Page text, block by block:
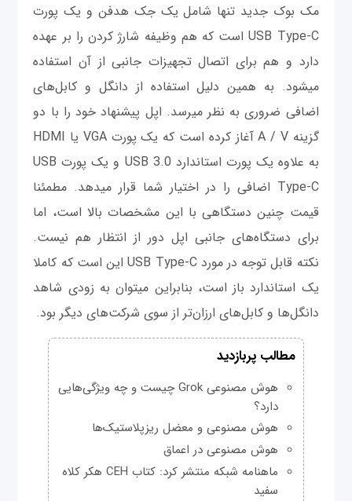
مک بوک جدید تنها شامل یک جک هدفن و یک پورت
USB Type-C است که هم وظیفه شارژ کردن را بر عهده
دارد و هم برای اتصال تجهيزات جانبی از آن استفاده
می‎شود. به همین دلیل استفاده از دانگل و کابل‌های
اضافی ضروری به نظر می‎رسد. اپل پیشنهاد خود را با دو
گزینه A / V آغاز کرده است که یک پورت VGA یا HDMI
به علاوه یک پورت استاندارد USB 3.0 و یک پورت USB
Type-C اضافی را در اختیار شما قرار می‎دهد. مطمئنا
قیمت چنین دستگاهی با این مشخصات بالا است، اما
برای دستگاه‌های جانبی اپل دور از انتظار هم نیست.
نکته قابل توجه در مورد USB Type-C این است که کاملا
یک استاندارد باز است، بنابراین می‎توان به زودی شاهد
دانگل‌ها و کابل‌های ارزان‌تر از سوی شرکت‌های دیگر بود.
مطالب پربازدید
هوش مصنوعی Grok چیست و چه ویژگی‌هایی
دارد؟
هوش مصنوعی و معضل ریزپلاستیک‌ها
هوش مصنوعی در اعماق
ماهنامه شبکه منتشر کرد: کتاب CEH هکر کلاه
سفید